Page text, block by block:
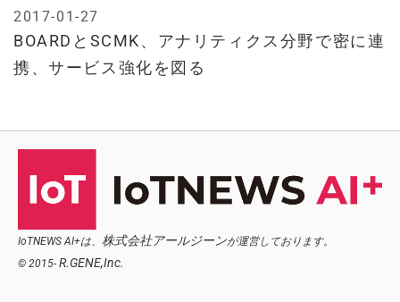
BOARDとSCMK、アナリティクス分野で密に連
携、サービス強化を図る
2017-01-27
IoTNEWS AI+は、 株式会社アールジーンが運営しております。
© 2015- R.GENE,Inc.